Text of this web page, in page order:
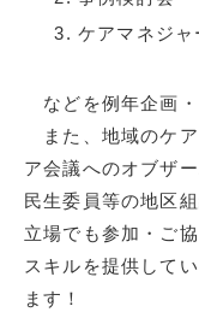
ケアマネジ
などを例年企画・
また、地域のケア
ア会議へのオブザ
民生委員等の地区
立場でも参加・ご
スキルを提供して
ます！